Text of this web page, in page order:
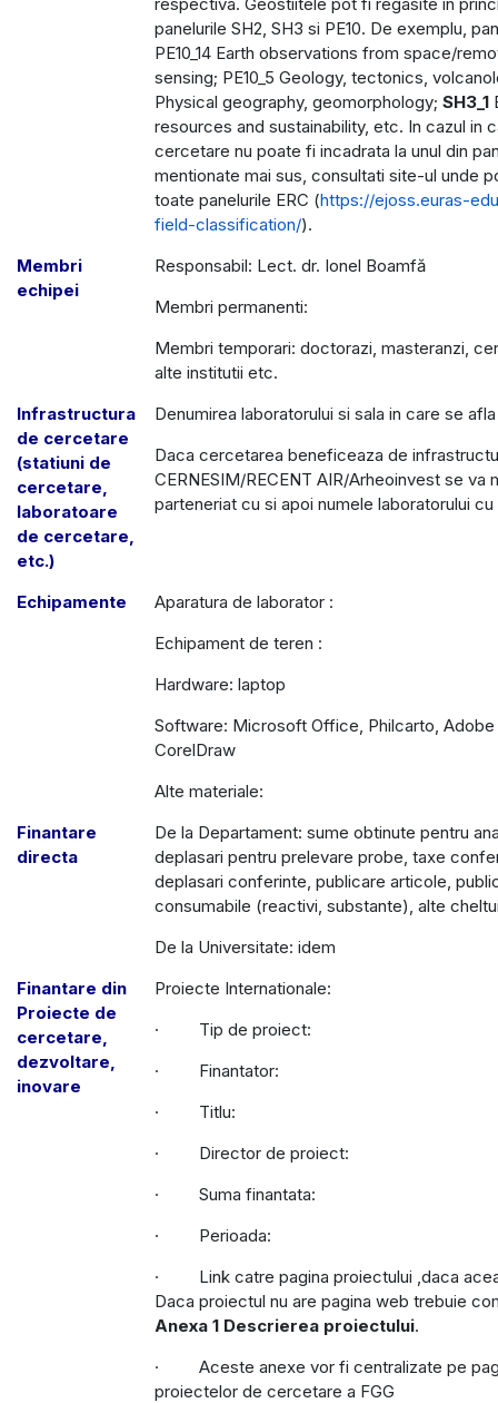
panelurile SH2, SH3 si PE10. De exemplu,
PE10_14 Earth observations from space/
sensing; PE10_5 Geology, tectonics,
Physical geography, geomorphology; SH3_1
resources and sustainability, etc. In cazul in
cercetare nu poate fi incadrata la unul din
mentionate mai sus, consultati site-ul unde
toate panelurile ERC (https://ejoss.euras-
field-classification/).
Membri
echipei
Responsabil: Lect. dr. Ionel Boamfă
Membri permanenti:
Membri temporari: doctorazi, masteranzi,
alte institutii etc.
Infrastructura
de cercetare
(statiuni de
cercetare,
laboratoare
de cercetare,
etc.)
Denumirea laboratorului si sala in care se afla
Daca cercetarea beneficeaza de
CERNESIM/RECENT AIR/Arheoinvest se va
parteneriat cu si apoi numele laboratorului cu
Echipamente
Aparatura de laborator :
Echipament de teren :
Hardware: laptop
Software: Microsoft Office, Philcarto, Adobe
CorelDraw
Alte materiale:
Finantare
directa
De la Departament: sume obtinute pentru
deplasari pentru prelevare probe, taxe
deplasari conferinte, publicare articole,
consumabile (reactivi, substante), alte
De la Universitate: idem
Finantare din
Proiecte de
cercetare,
dezvoltare,
inovare
Proiecte Internationale:
· Tip de proiect:
· Finantator:
· Titlu:
· Director de proiect:
· Suma finantata:
· Perioada:
· Link catre pagina proiectului ,daca
Daca proiectul nu are pagina web trebuie
Anexa 1 Descrierea proiectului.
· Aceste anexe vor fi centralizate pe
proiectelor de cercetare a FGG